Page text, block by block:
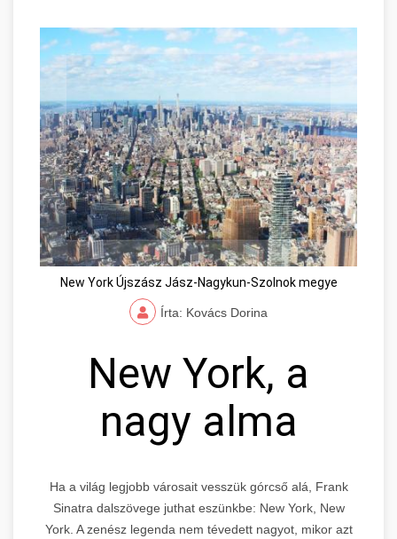
New York Újszász Jász-Nagykun-Szolnok megye
Írta: Kovács Dorina
New York, a
nagy alma
Ha a világ legjobb városait vesszük górcső alá, Frank
Sinatra dalszövege juthat eszünkbe: New York, New
York. A zenész legenda nem tévedett nagyot, mikor azt